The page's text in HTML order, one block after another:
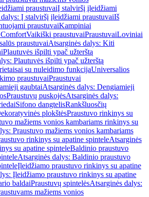
praustuvaiĮ stalviršį įleidžiami
Į stalviršį įleidžiami praustuvaiIš
praustuvaiKampiniai
Vaikiški praustuvaiPraustuvaiLoviniai
praustuvaiAtsarginės dalys: Kiti
Plautuvės išpilti ypač užterštą
Plautuvės išpilti ypač užterštą
su nuleidimo funkcijaUniversalios
praustuvaiPraustuvai
gaubtaiAtsarginės dalys: Dengiamieji
Praustuvų puskojėsAtsarginės dalys:
Sifono dangtelisRankšluosčių
plokštėsPraustuvo rinkinys su
mažiems vonios kambariams rinkinys su
Praustuvo mažiems vonios kambariams
rinkinys su apatine spinteleAtsarginės
su apatine spinteleBaldinio praustuvo
Atsarginės dalys: Baldinio praustuvo
Įleidžiamo praustuvo rinkinys su apatine
Įleidžiamo praustuvo rinkinys su apatine
baldaiPraustuvų spintelėsAtsarginės dalys:
mažiems vonios